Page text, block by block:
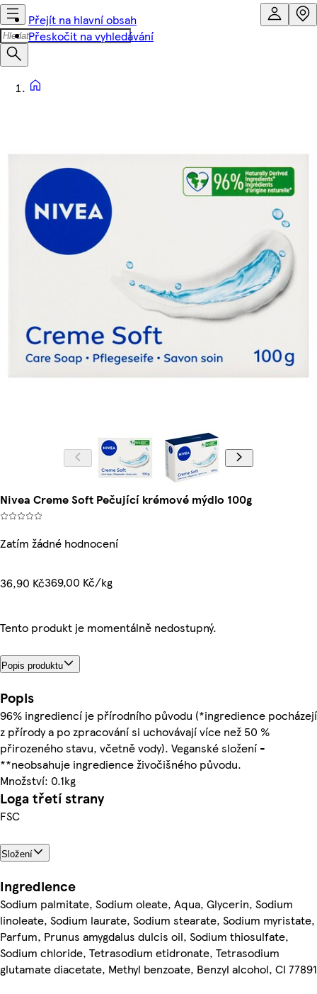
Přejít na hlavní obsah
Přeskočit na vyhledávání
Nivea Creme Soft Pečující krémové mýdlo 100g
Zatím žádné hodnocení
36,90 Kč369,00 Kč/kg
Tento produkt je momentálně nedostupný.
Popis produktu
Popis
96% ingrediencí je přírodního původu (*ingredience pocházejí
z přírody a po zpracování si uchovávají více než 50 %
přirozeného stavu, včetně vody). Veganské složení -
**neobsahuje ingredience živočišného původu.
Množství: 0.1kg
Loga třetí strany
FSC
Složení
Ingredience
Sodium palmitate, Sodium oleate, Aqua, Glycerin, Sodium
linoleate, Sodium laurate, Sodium stearate, Sodium myristate,
Parfum, Prunus amygdalus dulcis oil, Sodium thiosulfate,
Sodium chloride, Tetrasodium etidronate, Tetrasodium
glutamate diacetate, Methyl benzoate, Benzyl alcohol, CI 77891